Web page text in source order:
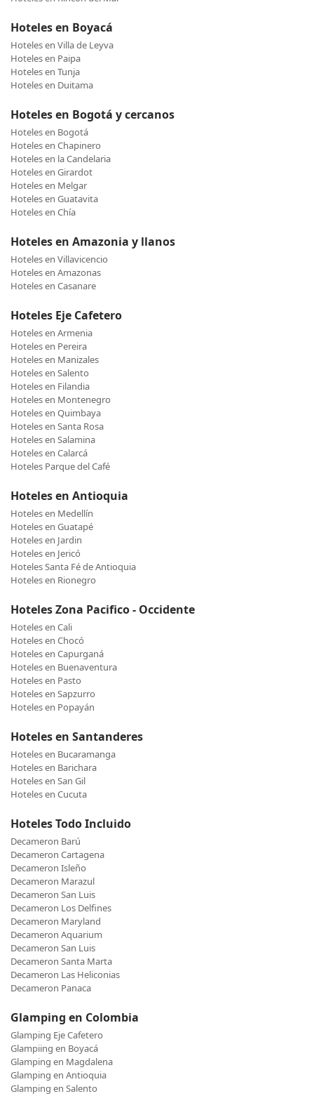
Hoteles en Boyacá
Hoteles en Villa de Leyva
Hoteles en Paipa
Hoteles en Tunja
Hoteles en Duitama
Hoteles en Bogotá y cercanos
Hoteles en Bogotá
Hoteles en Chapinero
Hoteles en la Candelaria
Hoteles en Girardot
Hoteles en Melgar
Hoteles en Guatavita
Hoteles en Chía
Hoteles en Amazonia y llanos
Hoteles en Villavicencio
Hoteles en Amazonas
Hoteles en Casanare
Hoteles Eje Cafetero
Hoteles en Armenia
Hoteles en Pereira
Hoteles en Manizales
Hoteles en Salento
Hoteles en Filandia
Hoteles en Montenegro
Hoteles en Quimbaya
Hoteles en Santa Rosa
Hoteles en Salamina
Hoteles en Calarcá
Hoteles Parque del Café
Hoteles en Antioquia
Hoteles en Medellín
Hoteles en Guatapé
Hoteles en Jardin
Hoteles en Jericó
Hoteles Santa Fé de Antioquia
Hoteles en Rionegro
Hoteles Zona Pacifico - Occidente
Hoteles en Cali
Hoteles en Chocó
Hoteles en Capurganá
Hoteles en Buenaventura
Hoteles en Pasto
Hoteles en Sapzurro
Hoteles en Popayán
Hoteles en Santanderes
Hoteles en Bucaramanga
Hoteles en Barichara
Hoteles en San Gil
Hoteles en Cucuta
Hoteles Todo Incluido
Decameron Barú
Decameron Cartagena
Decameron Isleño
Decameron Marazul
Decameron San Luis
Decameron Los Delfines
Decameron Maryland
Decameron Aquarium
Decameron San Luis
Decameron Santa Marta
Decameron Las Heliconias
Decameron Panaca
Glamping en Colombia
Glamping Eje Cafetero
Glampiing en Boyacá
Glamping en Magdalena
Glamping en Antioquia
Glamping en Salento